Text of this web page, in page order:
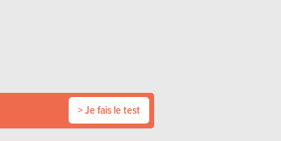
> Je fais le test